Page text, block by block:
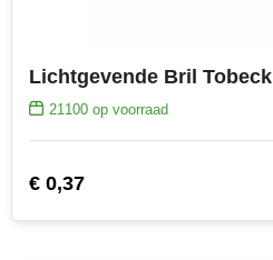
Lichtgevende Bril Tobeck
21100op voorraad
€ 0,37